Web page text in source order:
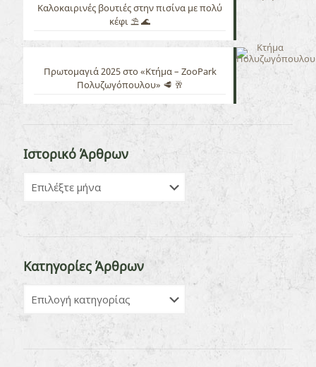
Καλοκαιρινές βουτιές στην πισίνα με πολύ
κέφι ⛱️ 🌊
Πρωτομαγιά 2025 στο «Κτήμα – ZooPark
Πολυζωγόπουλου» 🥩 🥂
Ιστορικό Άρθρων
Κατηγορίες Άρθρων